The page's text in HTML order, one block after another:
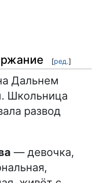
[ред.]
Дальнем
Школьница
развод
— девочка,